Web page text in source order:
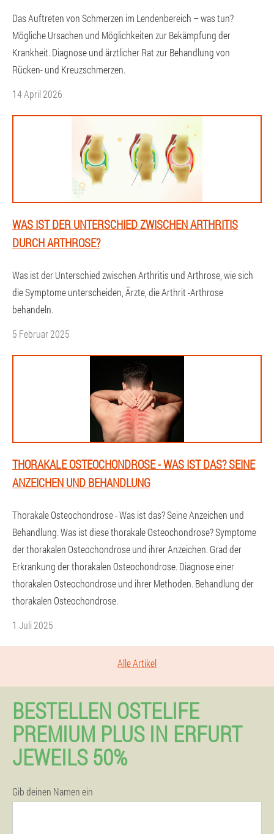
Das Auftreten von Schmerzen im Lendenbereich – was tun?
Mögliche Ursachen und Möglichkeiten zur Bekämpfung der
Krankheit. Diagnose und ärztlicher Rat zur Behandlung von
Rücken- und Kreuzschmerzen.
14 April 2026
WAS IST DER UNTERSCHIED ZWISCHEN ARTHRITIS
DURCH ARTHROSE?
Was ist der Unterschied zwischen Arthritis und Arthrose, wie sich
die Symptome unterscheiden, Ärzte, die Arthrit -Arthrose
behandeln.
5 Februar 2025
THORAKALE OSTEOCHONDROSE - WAS IST DAS? SEINE
ANZEICHEN UND BEHANDLUNG
Thorakale Osteochondrose - Was ist das? Seine Anzeichen und
Behandlung. Was ist diese thorakale Osteochondrose? Symptome
der thorakalen Osteochondrose und ihrer Anzeichen. Grad der
Erkrankung der thorakalen Osteochondrose. Diagnose einer
thorakalen Osteochondrose und ihrer Methoden. Behandlung der
thorakalen Osteochondrose.
1 Juli 2025
Alle Artikel
BESTELLEN OSTELIFE
PREMIUM PLUS IN ERFURT
JEWEILS 50%
Gib deinen Namen ein